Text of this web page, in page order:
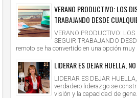
VERANO PRODUCTIVO: LOS
TRABAJANDO DESDE
VERANO PRODUCTIVO: LOS
SEGUIR TRABAJANDO
remoto se ha convertido en una opción muy ...
LIDERAR ES DEJAR HUELLA,
LIDERAR ES DEJAR
verdadero liderazgo se
visión y la capacidad de gene...